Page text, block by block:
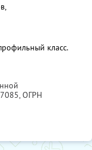
класс.
, ОГРН